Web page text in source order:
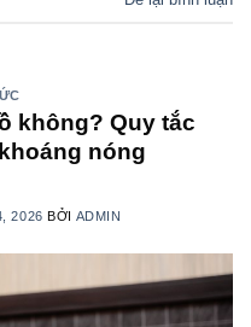
không? Quy tắc
nóng
2026 BỞI ADMIN